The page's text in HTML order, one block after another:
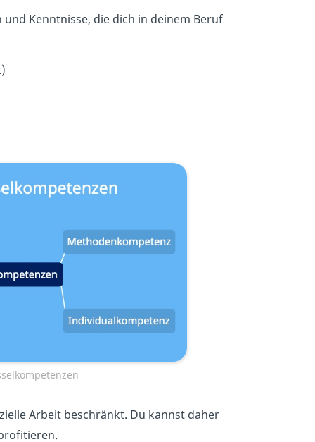
Kenntnisse, die dich in deinem Beruf
Arbeit beschränkt. Du kannst daher